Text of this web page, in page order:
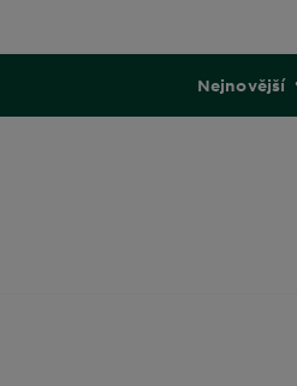
Nejnovější